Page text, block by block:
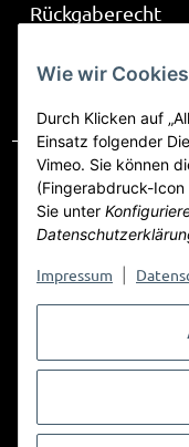
Wie wir
Durch Klicken auf
Einsatz folgender
Vimeo. Sie können
(Fingerabdruck-Icon
Sie unter
Impressum
Rückgaberecht
Frag mich
Vertrag widerrufen